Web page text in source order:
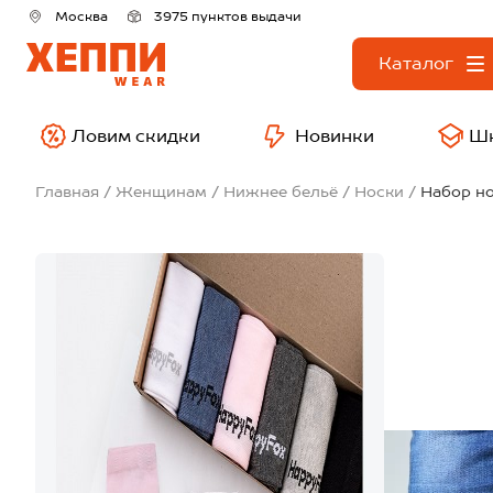
Москва 3975 пунктов выдачи
Каталог
Ловим скидки Новинки
Главная Женщинам Нижнее бельё Носки Набор